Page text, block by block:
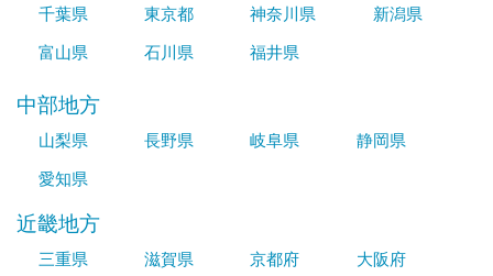
千葉県
東京都 神奈川県
新潟県
富山県
石川県 福井県
中部地方
山梨県 長野県 岐阜県
静岡県
愛知県
近畿地方
三重県 滋賀県 京都府
大阪府